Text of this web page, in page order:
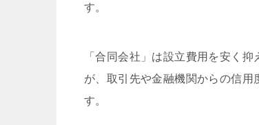
す。
「合同会社」は設立費用を安く
が、取引先や金融機関からの信用
す。